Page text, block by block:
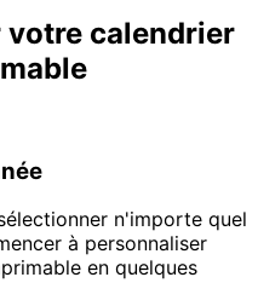
calendrier
n'importe quel
à personnaliser
en quelques